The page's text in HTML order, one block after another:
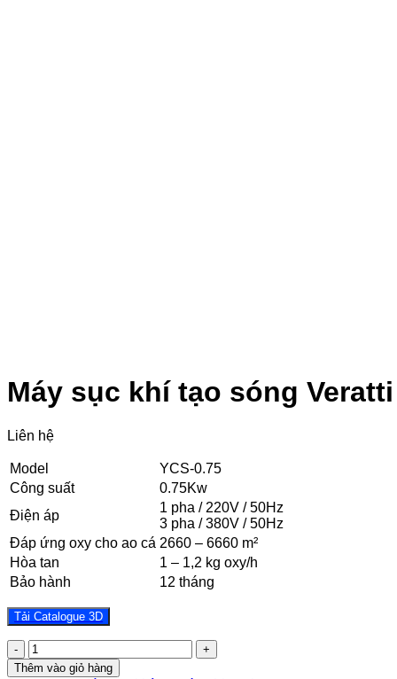
Máy sục khí tạo sóng Veratti
Liên hệ
Model
YCS-0.75
Công suất
0.75Kw
Điện áp
1 pha / 220V / 50Hz
3 pha / 380V / 50Hz
Đáp ứng oxy cho ao cá 2660 – 6660 m²
Hòa tan
1 – 1,2 kg oxy/h
Bảo hành
12 tháng
Tải Catalogue 3D
Máy
sục
Thêm vào giỏ hàng